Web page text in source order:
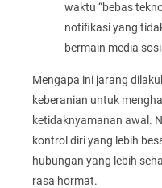
waktu “bebas
notifikasi yang
bermain media
Mengapa ini jarang
keberanian untuk
ketidaknyamanan awal.
kontrol diri yang lebih
hubungan yang lebih
rasa hormat.